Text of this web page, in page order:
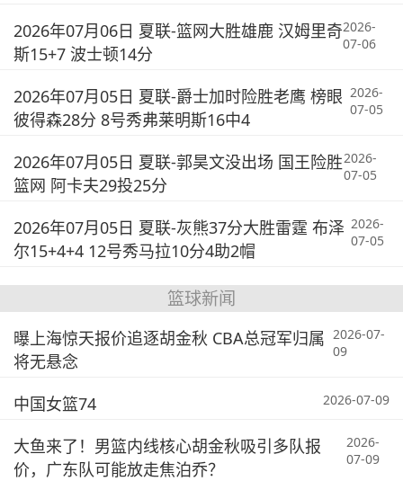
2026年07月06日 夏联-篮网大胜雄鹿 汉姆里奇
斯15+7 波士顿14分
2026-
07-06
2026年07月05日 夏联-爵士加时险胜老鹰 榜眼
彼得森28分 8号秀弗莱明斯16中4
2026-
07-05
2026年07月05日 夏联-郭昊文没出场 国王险胜
篮网 阿卡夫29投25分
2026-
07-05
2026年07月05日 夏联-灰熊37分大胜雷霆 布泽
尔15+4+4 12号秀马拉10分4助2帽
2026-
07-05
篮球新闻
曝上海惊天报价追逐胡金秋 CBA总冠军归属
将无悬念
2026-07-
09
中国女篮74 2026-07-09
大鱼来了！男篮内线核心胡金秋吸引多队报
价，广东队可能放走焦泊乔？
2026-
07-09